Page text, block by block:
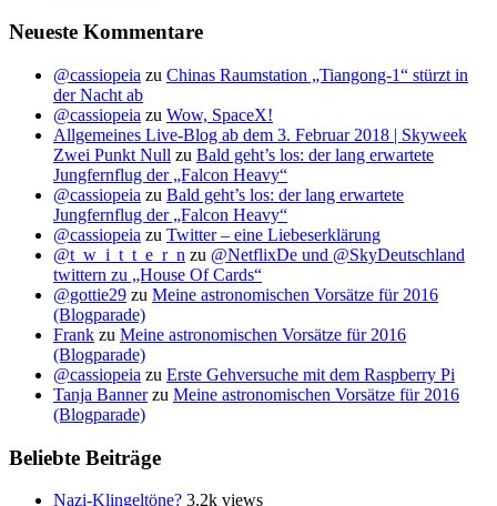
Neueste Kommentare
@cassiopeia zu Chinas Raumstation „Tiangong-1“ stürzt in
der Nacht ab
@cassiopeia zu Wow, SpaceX!
Allgemeines Live-Blog ab dem 3. Februar 2018 | Skyweek
Zwei Punkt Null zu Bald geht’s los: der lang erwartete
Jungfernflug der „Falcon Heavy“
@cassiopeia zu Bald geht’s los: der lang erwartete
Jungfernflug der „Falcon Heavy“
@cassiopeia zu Twitter – eine Liebeserklärung
@t_w_i_t_t_e_r_n zu @NetflixDe und @SkyDeutschland
twittern zu „House Of Cards“
@gottie29 zu Meine astronomischen Vorsätze für 2016
(Blogparade)
Frank zu Meine astronomischen Vorsätze für 2016
(Blogparade)
@cassiopeia zu Erste Gehversuche mit dem Raspberry Pi
Tanja Bannerzu Meine astronomischen Vorsätze für 2016
(Blogparade)
Beliebte Beiträge
Nazi-Klingeltöne? 3.2k views